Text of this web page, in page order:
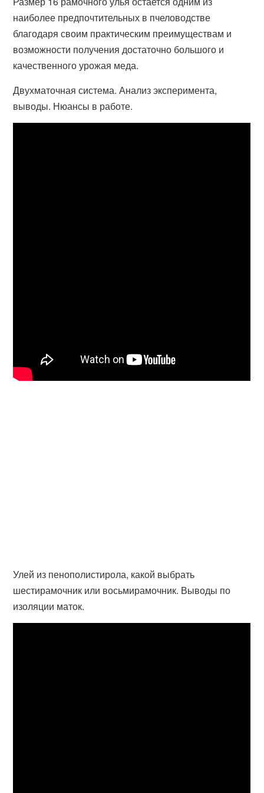
наиболее предпочтительных в пчеловодстве
благодаря своим практическим преимуществам и
возможности получения достаточно большого и
качественного урожая меда.
Двухматочная система. Анализ эксперимента,
выводы. Нюансы в работе.
Улей из пенополистирола, какой выбрать
шестирамочник или восьмирамочник. Выводы по
изоляции маток.